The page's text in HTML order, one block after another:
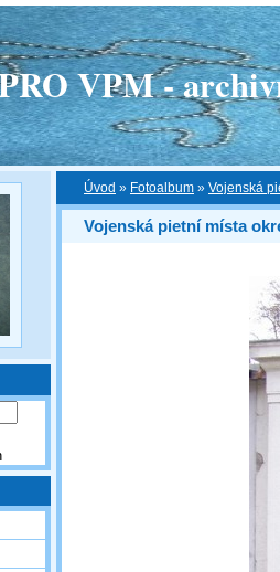
VPM -
Úvod » Fotoalbum » Vojenská
Vojenská pietní místa